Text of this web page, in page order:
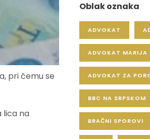
pri čemu se
lica na
Oblak oznaka
ADVOKAT
ADVOKAT MARIJA
ADVOKAT ZA
BBC NA SRPSKOM
BRAČNI SPOROVI